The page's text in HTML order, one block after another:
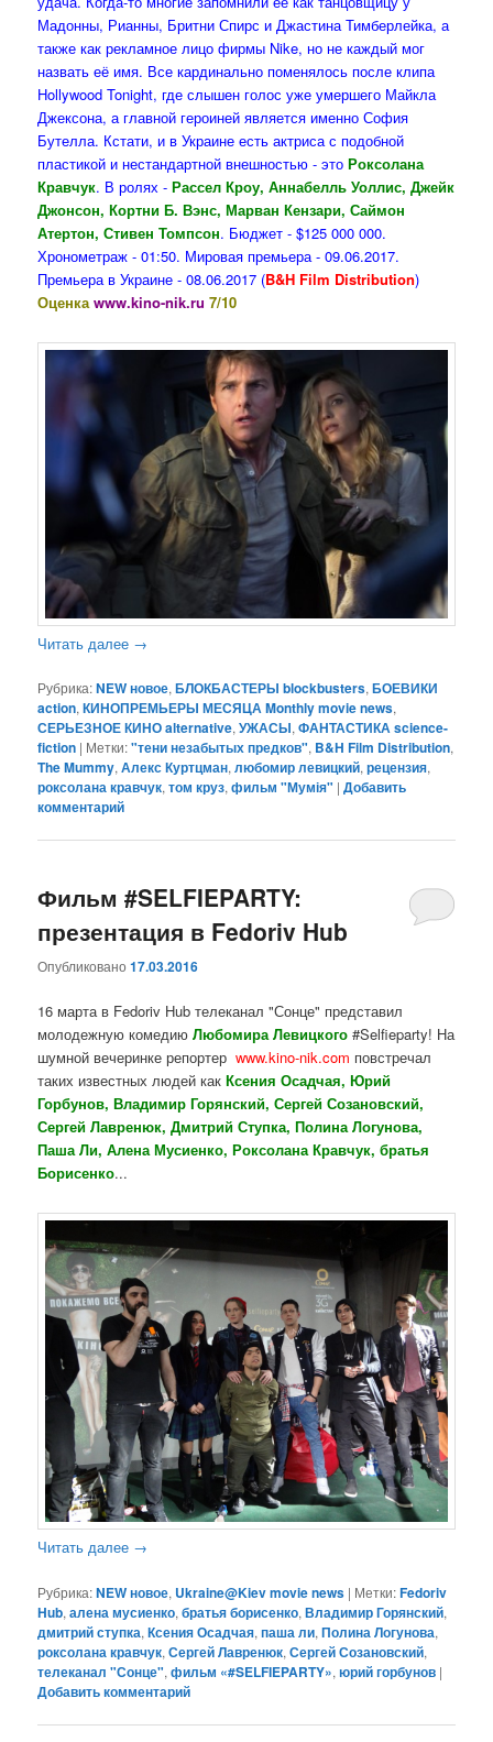
Мадонны, Рианны, Бритни Спирс и Джастина Тимберлейка, а
также как рекламное лицо фирмы Nike, но не каждый мог
назвать её имя. Все кардинально поменялось после клипа
Hollywood Tonight, где слышен голос уже умершего Майкла
Джексона, а главной героиней является именно София
Бутелла. Кстати, и в Украине есть актриса с подобной
пластикой и нестандартной внешностью - это Роксолана
Кравчук. В ролях -Рассел Кроу, Аннабелль Уоллис, Джейк
Джонсон, Кортни Б. Вэнс, Марван Кензари, Саймон
Атертон, Стивен Томпсон. Бюджет - $125 000 000.
Хронометраж - 01:50. Мировая премьера - 09.06.2017.
Премьера в Украине - 08.06.2017 (B&H Film Distribution)
Оценка www.kino-nik.ru 7/10
Читать далее →
Рубрика:NEW новое,БЛОКБАСТЕРЫ blockbusters,БОЕВИКИ
action,КИНОПРЕМЬЕРЫ МЕСЯЦА Monthly movie news,
СЕРЬЕЗНОЕ КИНО alternative,УЖАСЫ,ФАНТАСТИКА science-
fiction | Метки:"тени незабытых предков", B&H Film Distribution,
The Mummy,Алекс Куртцман,любомир левицкий,рецензия,
роксолана кравчук,том круз,фильм "Мумія" |Добавить
комментарий
Фильм #SELFIEPARTY:
презентация в Fedoriv Hub
Опубликовано17.03.2016
16 марта в Fedoriv Hub телеканал "Сонце" представил
молодежную комедиюЛюбомира Левицкого #Selfieparty! На
шумной вечеринке репортер www.kino-nik.com повстречал
таких известных людей какКсения Осадчая, Юрий
Горбунов, Владимир Горянский, Сергей Созановский,
Сергей Лавренюк, Дмитрий Ступка, Полина Логунова,
Паша Ли, Алена Мусиенко, Роксолана Кравчук, братья
Борисенко...
Читать далее →
Рубрика:NEW новое, Ukraine@Kiev movie news | Метки:Fedoriv
Hub,алена мусиенко,братья борисенко,Владимир Горянский,
дмитрий ступка,Ксения Осадчая,паша ли,Полина Логунова,
роксолана кравчук,Сергей Лавренюк,Сергей Созановский,
телеканал "Сонце",фильм «#SELFIEPARTY»,юрий горбунов |
Добавить комментарий